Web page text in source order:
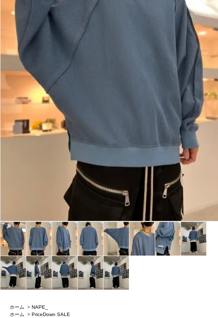
ホーム > NAPE_
ホーム
> PriceDown SALE